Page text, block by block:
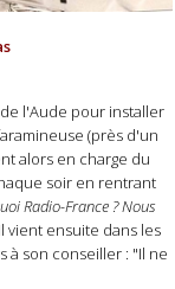
l'Aude pour installer
(près d'un
alors en charge du
soir en rentrant
Radio-France ? Nous
vient ensuite dans les
à son conseiller : "Il ne